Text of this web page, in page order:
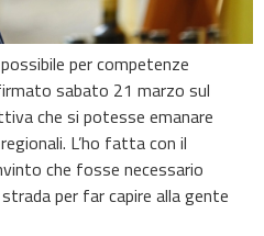
per competenze
sabato 21 marzo sul
che si potesse emanare
L’ho fatta con il
che fosse necessario
per far capire alla gente